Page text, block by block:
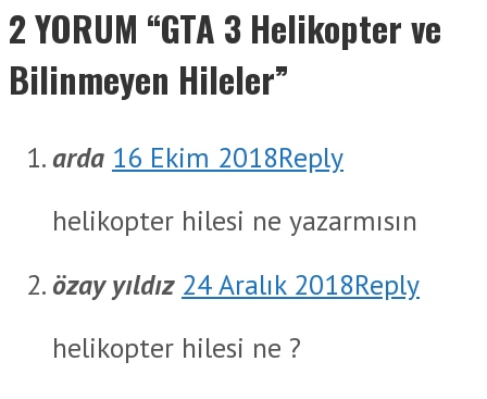
2 YORUM “GTA 3 Helikopter ve
Bilinmeyen Hileler”
arda 16 Ekim 2018Reply
helikopter hilesi ne yazarmısın
özay yıldız 24 Aralık 2018Reply
helikopter hilesi ne ?